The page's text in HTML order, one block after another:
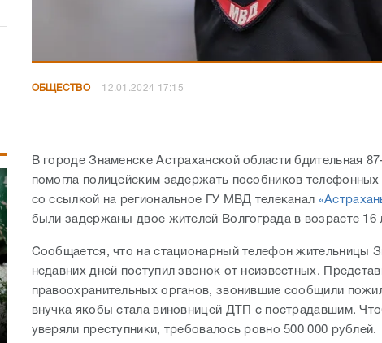
ОБЩЕСТВО 12.01.2024 17:15
В городе Знаменске Астраханской области бдительная
помогла полицейским задержать пособников
со ссылкой на региональное ГУ МВД телеканал
были задержаны двое жителей Волгограда в возрасте 16
Сообщается, что на стационарный телефон жительницы
недавних дней поступил звонок от неизвестных.
правоохранительных органов, звонившие сообщили
внучка якобы стала виновницей ДТП с пострадавшим.
уверяли преступники, требовалось ровно 500 000 рублей.